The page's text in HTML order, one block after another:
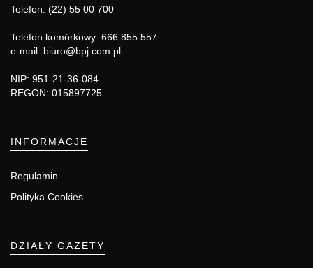
Telefon: (22) 55 00 700
Telefon komórkowy: 666 855 557
e-mail: biuro@bpj.com.pl
NIP: 951-21-36-084
REGON: 015897725
INFORMACJE
Regulamin
Polityka Cookies
DZIAŁY GAZETY